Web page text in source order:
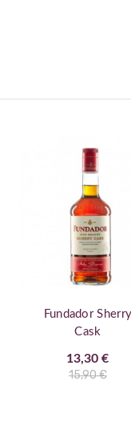
Fundador Sherry
Cask
13,30 €
15,90 €